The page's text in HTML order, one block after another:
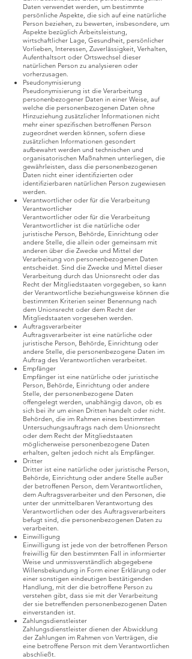
Daten verwendet werden, um bestimmte
persönliche Aspekte, die sich auf eine natürliche
Person beziehen, zu bewerten, insbesondere, um
Aspekte bezüglich Arbeitsleistung,
wirtschaftlicher Lage, Gesundheit, persönlicher
Vorlieben, Interessen, Zuverlässigkeit, Verhalten,
Aufenthaltsort oder Ortswechsel dieser
natürlichen Person zu analysieren oder
vorherzusagen.
Pseudonymisierung
Pseudonymisierung ist die Verarbeitung
personenbezogener Daten in einer Weise, auf
welche die personenbezogenen Daten ohne
Hinzuziehung zusätzlicher Informationen nicht
mehr einer spezifischen betroffenen Person
zugeordnet werden können, sofern diese
zusätzlichen Informationen gesondert
aufbewahrt werden und technischen und
organisatorischen Maßnahmen unterliegen, die
gewährleisten, dass die personenbezogenen
Daten nicht einer identifizierten oder
identifizierbaren natürlichen Person zugewiesen
werden.
Verantwortlicher oder für die Verarbeitung
Verantwortlicher
Verantwortlicher oder für die Verarbeitung
Verantwortlicher ist die natürliche oder
juristische Person, Behörde, Einrichtung oder
andere Stelle, die allein oder gemeinsam mit
anderen über die Zwecke und Mittel der
Verarbeitung von personenbezogenen Daten
entscheidet. Sind die Zwecke und Mittel dieser
Verarbeitung durch das Unionsrecht oder das
Recht der Mitgliedstaaten vorgegeben, so kann
der Verantwortliche beziehungsweise können die
bestimmten Kriterien seiner Benennung nach
dem Unionsrecht oder dem Recht der
Mitgliedstaaten vorgesehen werden.
Auftragsverarbeiter
Auftragsverarbeiter ist eine natürliche oder
juristische Person, Behörde, Einrichtung oder
andere Stelle, die personenbezogene Daten im
Auftrag des Verantwortlichen verarbeitet.
Empfänger
Empfänger ist eine natürliche oder juristische
Person, Behörde, Einrichtung oder andere
Stelle, der personenbezogene Daten
offengelegt werden, unabhängig davon, ob es
sich bei ihr um einen Dritten handelt oder nicht.
Behörden, die im Rahmen eines bestimmten
Untersuchungsauftrags nach dem Unionsrecht
oder dem Recht der Mitgliedstaaten
möglicherweise personenbezogene Daten
erhalten, gelten jedoch nicht als Empfänger.
Dritter
Dritter ist eine natürliche oder juristische Person,
Behörde, Einrichtung oder andere Stelle außer
der betroffenen Person, dem Verantwortlichen,
dem Auftragsverarbeiter und den Personen, die
unter der unmittelbaren Verantwortung des
Verantwortlichen oder des Auftragsverarbeiters
befugt sind, die personenbezogenen Daten zu
verarbeiten.
Einwilligung
Einwilligung ist jede von der betroffenen Person
freiwillig für den bestimmten Fall in informierter
Weise und unmissverständlich abgegebene
Willensbekundung in Form einer Erklärung oder
einer sonstigen eindeutigen bestätigenden
Handlung, mit der die betroffene Person zu
verstehen gibt, dass sie mit der Verarbeitung
der sie betreffenden personenbezogenen Daten
einverstanden ist.
Zahlungsdienstleister
Zahlungsdienstleister dienen der Abwicklung
der Zahlungen im Rahmen von Verträgen, die
eine betroffene Person mit dem Verantwortlichen
abschließt.